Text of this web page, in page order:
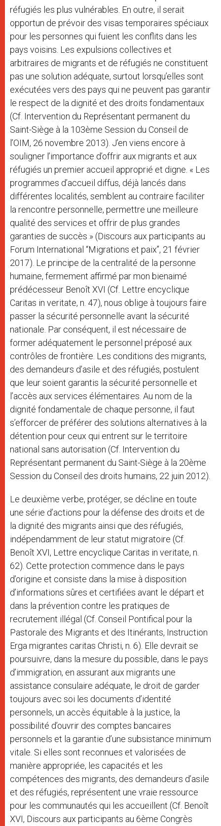
réfugiés les plus vulnérables. En outre, il serait
opportun de prévoir des visas temporaires spéciaux
pour les personnes qui fuient les conflits dans les
pays voisins. Les expulsions collectives et
arbitraires de migrants et de réfugiés ne constituent
pas une solution adéquate, surtout lorsqu’elles sont
exécutées vers des pays qui ne peuvent pas garantir
le respect de la dignité et des droits fondamentaux
(Cf. Intervention du Représentant permanent du
Saint-Siège à la 103ème Session du Conseil de
l’OIM, 26 novembre 2013). J’en viens encore à
souligner l’importance d’offrir aux migrants et aux
réfugiés un premier accueil approprié et digne. « Les
programmes d’accueil diffus, déjà lancés dans
différentes localités, semblent au contraire faciliter
la rencontre personnelle, permettre une meilleure
qualité des services et offrir de plus grandes
garanties de succès » (Discours aux participants au
Forum International ‘‘Migrations et paix’’, 21 février
2017). Le principe de la centralité de la personne
humaine, fermement affirmé par mon bienaimé
prédécesseur Benoît XVI (Cf. Lettre encyclique
Caritas in veritate, n. 47), nous oblige à toujours faire
passer la sécurité personnelle avant la sécurité
nationale. Par conséquent, il est nécessaire de
former adéquatement le personnel préposé aux
contrôles de frontière. Les conditions des migrants,
des demandeurs d’asile et des réfugiés, postulent
que leur soient garantis la sécurité personnelle et
l’accès aux services élémentaires. Au nom de la
dignité fondamentale de chaque personne, il faut
s’efforcer de préférer des solutions alternatives à la
détention pour ceux qui entrent sur le territoire
national sans autorisation (Cf. Intervention du
Représentant permanent du Saint-Siège à la 20ème
Session du Conseil des droits humains, 22 juin 2012).
Le deuxième verbe, protéger, se décline en toute
une série d’actions pour la défense des droits et de
la dignité des migrants ainsi que des réfugiés,
indépendamment de leur statut migratoire (Cf.
Benoît XVI, Lettre encyclique Caritas in veritate, n.
62). Cette protection commence dans le pays
d’origine et consiste dans la mise à disposition
d’informations sûres et certifiées avant le départ et
dans la prévention contre les pratiques de
recrutement illégal (Cf. Conseil Pontifical pour la
Pastorale des Migrants et des Itinérants, Instruction
Erga migrantes caritas Christi, n. 6). Elle devrait se
poursuivre, dans la mesure du possible, dans le pays
d’immigration, en assurant aux migrants une
assistance consulaire adéquate, le droit de garder
toujours avec soi les documents d’identité
personnels, un accès équitable à la justice, la
possibilité d’ouvrir des comptes bancaires
personnels et la garantie d’une subsistance minimum
vitale. Si elles sont reconnues et valorisées de
manière appropriée, les capacités et les
compétences des migrants, des demandeurs d’asile
et des réfugiés, représentent une vraie ressource
pour les communautés qui les accueillent (Cf. Benoît
XVI, Discours aux participants au 6ème Congrès